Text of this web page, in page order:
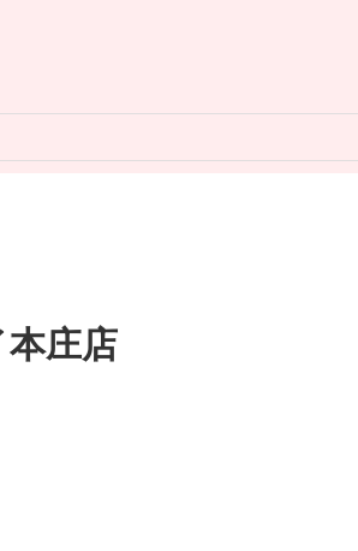
庄店